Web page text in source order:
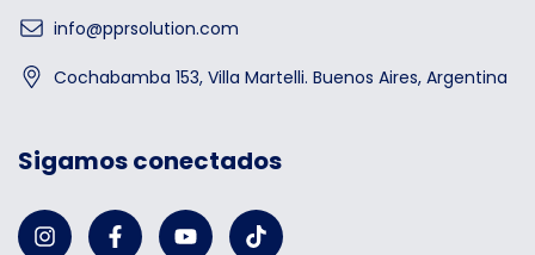
info@pprsolution.com
Cochabamba 153, Villa Martelli. Buenos Aires, Argentina
Sigamos conectados